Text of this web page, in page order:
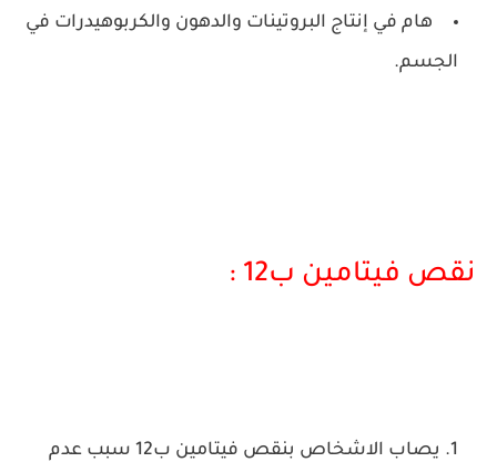
هام في إنتاج البروتينات والدهون والكربوهيدرات في
الجسم.
نقص فيتامين ب12 :
يصاب الاشخاص بنقص فيتامين ب12 سبب عدم